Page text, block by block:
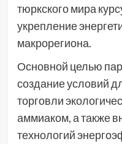
тюркского мира
укрепление
макрорегиона.
Основной целью
создание условий
торговли
аммиаком, а также
технологий